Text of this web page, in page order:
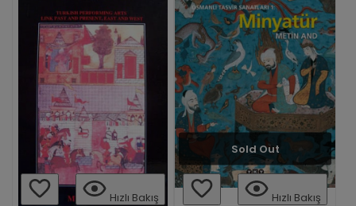
Hızlı Bakış
Sold Out
Hızlı Bakış